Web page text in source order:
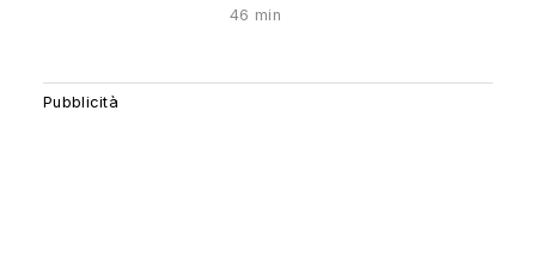
46 min